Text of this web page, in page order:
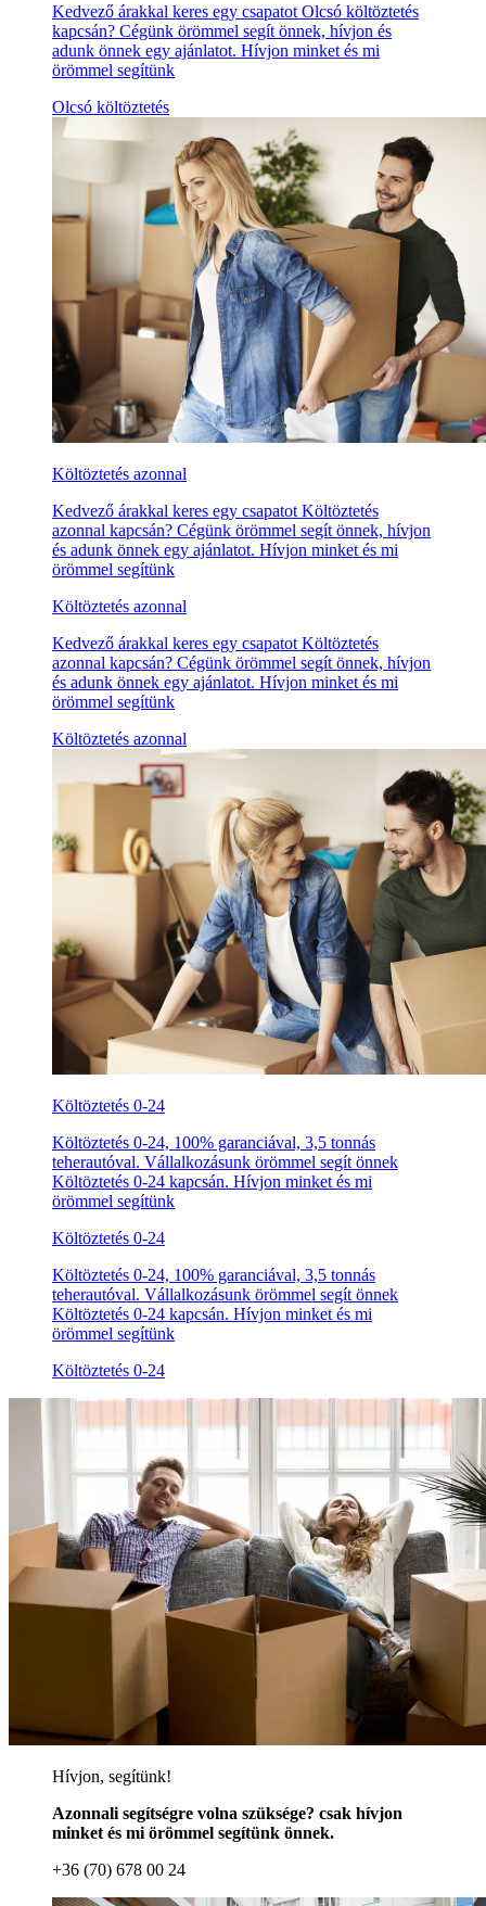
Kedvező árakkal keres egy csapatot Olcsó költöztetés
kapcsán? Cégünk örömmel segít önnek, hívjon és
adunk önnek egy ajánlatot. Hívjon minket és mi
örömmel segítünk
Olcsó költöztetés
Költöztetés azonnal
Kedvező árakkal keres egy csapatot Költöztetés
azonnal kapcsán? Cégünk örömmel segít önnek, hívjon
és adunk önnek egy ajánlatot. Hívjon minket és mi
örömmel segítünk
Költöztetés azonnal
Kedvező árakkal keres egy csapatot Költöztetés
azonnal kapcsán? Cégünk örömmel segít önnek, hívjon
és adunk önnek egy ajánlatot. Hívjon minket és mi
örömmel segítünk
Költöztetés azonnal
Költöztetés 0-24
Költöztetés 0-24, 100% garanciával, 3,5 tonnás
teherautóval. Vállalkozásunk örömmel segít önnek
Költöztetés 0-24 kapcsán. Hívjon minket és mi
örömmel segítünk
Költöztetés 0-24
Költöztetés 0-24, 100% garanciával, 3,5 tonnás
teherautóval. Vállalkozásunk örömmel segít önnek
Költöztetés 0-24 kapcsán. Hívjon minket és mi
örömmel segítünk
Költöztetés 0-24
Hívjon, segítünk!
Azonnali segítségre volna szüksége? csak hívjon
minket és mi örömmel segítünk önnek.
+36 (70) 678 00 24